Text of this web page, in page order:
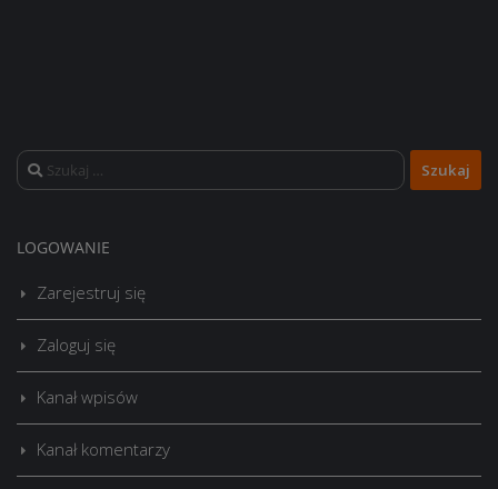
Szukaj:
LOGOWANIE
Zarejestruj się
Zaloguj się
Kanał wpisów
Kanał komentarzy